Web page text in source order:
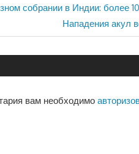
собрании в Индии: более
Следующая
запись:
Нападения акул
вам необходимо